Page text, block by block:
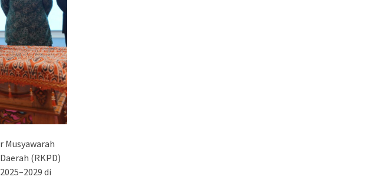
Musyawarah
(RKPD)
di